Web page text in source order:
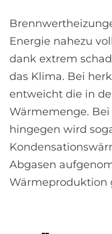
Energie nahezu
dank extrem
das Klima. Bei
entweicht die in
Wärmemenge.
hingegen wird
Abgasen
Wärmeproduktion